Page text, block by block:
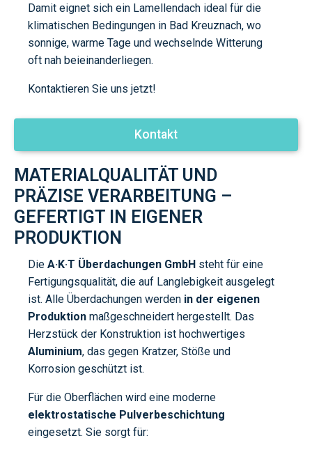
Damit eignet sich ein Lamellendach ideal für die
klimatischen Bedingungen in Bad Kreuznach, wo
sonnige, warme Tage und wechselnde Witterung
oft nah beieinanderliegen.
Kontaktieren Sie uns jetzt!
Kontakt
MATERIALQUALITÄT UND
PRÄZISE VERARBEITUNG –
GEFERTIGT IN EIGENER
PRODUKTION
Die A·K·T Überdachungen GmbH steht für eine
Fertigungsqualität, die auf Langlebigkeit ausgelegt
ist. Alle Überdachungen werden in der eigenen
Produktion maßgeschneidert hergestellt. Das
Herzstück der Konstruktion ist hochwertiges
Aluminium, das gegen Kratzer, Stöße und
Korrosion geschützt ist.
Für die Oberflächen wird eine moderne
elektrostatische Pulverbeschichtung
eingesetzt. Sie sorgt für: